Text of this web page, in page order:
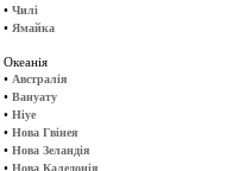
• Чилі
• Ямайка
Океанія
• Австралія
• Вануату
• Ніуе
• Нова Гвінея
• Нова Зеландія
• Нова Каледонія